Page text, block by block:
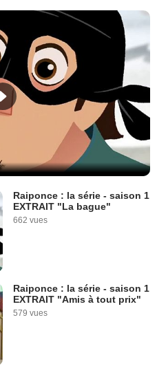
Raiponce : la série - saison 1
EXTRAIT "La bague"
662 vues
Raiponce : la série - saison 1
EXTRAIT "Amis à tout prix"
579 vues